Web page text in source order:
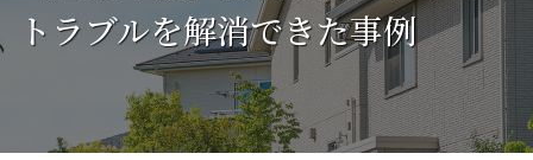
トラブルを解消できた事例